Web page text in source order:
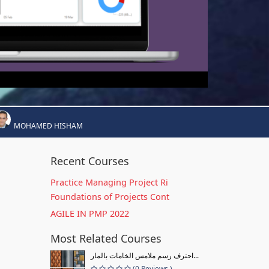
MOHAMED HISHAM
Recent Courses
Practice Managing Project Ri
Foundations of Projects Cont
AGILE IN PMP 2022
Most Related Courses
احترف رسم ملامس الخامات بالمار...